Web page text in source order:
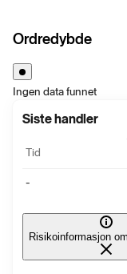
Ordredybde
Ingen data funnet
Siste handler
Tid
-
Risikoinformasjon